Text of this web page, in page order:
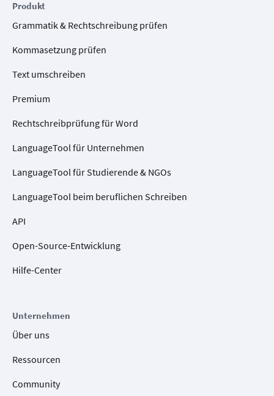
Produkt
Grammatik & Rechtschreibung prüfen
Kommasetzung prüfen
Text umschreiben
Premium
Rechtschreibprüfung für Word
LanguageTool für Unternehmen
LanguageTool für Studierende & NGOs
LanguageTool beim beruflichen Schreiben
API
Open-Source-Entwicklung
Hilfe-Center
Unternehmen
Über uns
Ressourcen
Community